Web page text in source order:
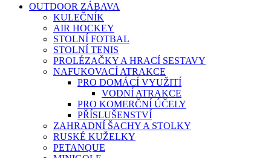
OUTDOOR ZÁBAVA
KULEČNÍK
AIR HOCKEY
STOLNÍ FOTBAL
STOLNÍ TENIS
PROLÉZAČKY A HRACÍ SESTAVY
NAFUKOVACÍ ATRAKCE
PRO DOMÁCÍ VYUŽITÍ
VODNÍ ATRAKCE
PRO KOMERČNÍ ÚČELY
PŘÍSLUŠENSTVÍ
ZAHRADNÍ ŠACHY A STOLKY
RUSKÉ KUŽELKY
PETANQUE